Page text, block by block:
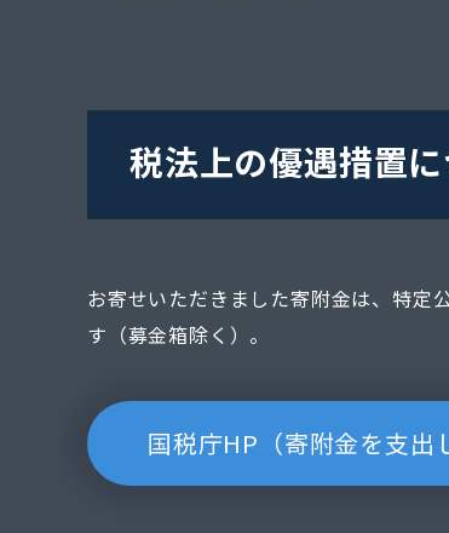
税法上の優遇措置
お寄せいただきました寄附金は、特定
す（募金箱除く）。
国税庁HP （寄附金を支出